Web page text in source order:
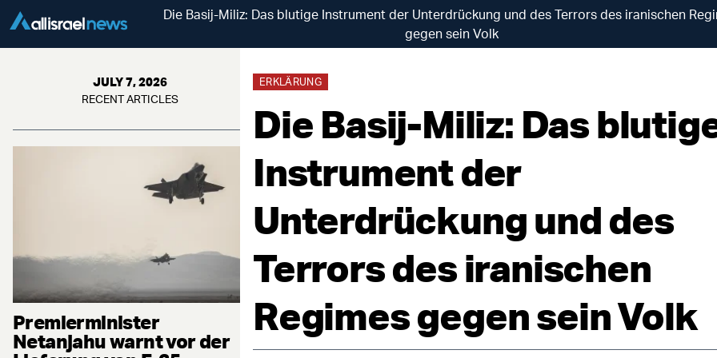
Die Basij-Miliz: Das blutige Instrument der Unterdrückung und des Terrors des iranischen
gegen sein Volk
JULY 7, 2026
RECENT ARTICLES
Premierminister
Netanjahu warnt vor der
ERKLÄRUNG
Die Basij-Miliz: Das
Instrument der
Unterdrückung und des
Terrors des iranischen
Regimes gegen sein Volk